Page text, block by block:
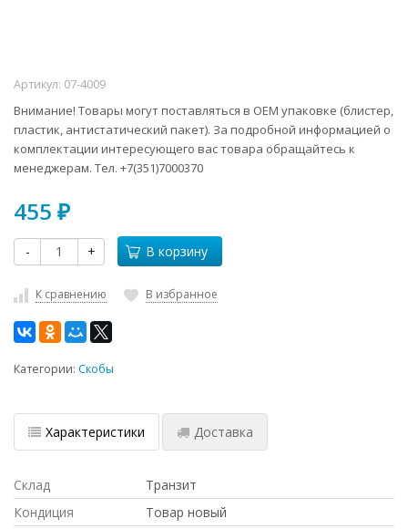
Артикул: 07-4009
Внимание! Товары могут поставляться в ОЕМ упаковке (блистер,
пластик, антистатический пакет). За подробной информацией о
комплектации интересующего вас товара обращайтесь к
менеджерам. Тел. +7(351)7000370
455 ₽
- + В корзину
К сравнению В избранное
Категории: Скобы
Характеристики Доставка
Склад
Транзит
Кондиция
Товар новый